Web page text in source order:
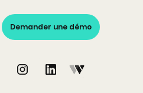
Demander une démo